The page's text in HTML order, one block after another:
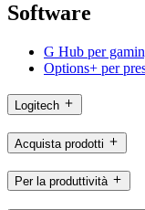
Software
G Hub per
Options+ per
Logitech
Acquista prodotti
Per la produttività